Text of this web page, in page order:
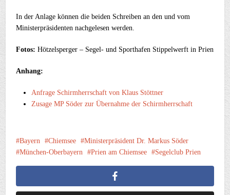
In der Anlage können die beiden Schreiben an den und vom
Ministerpräsidenten nachgelesen werden.
Fotos: Hötzelsperger – Segel- und Sporthafen Stippelwerft in Prien
Anhang:
Anfrage Schirmherrschaft von Klaus Stöttner
Zusage MP Söder zur Übernahme der Schirmherrschaft
Bayern Chiemsee
Ministerpräsident Dr. Markus Söder
München-Oberbayern
Prien am Chiemsee Segelclub Prien